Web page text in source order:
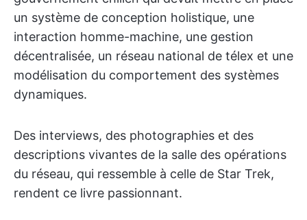
un système de conception holistique, une
interaction homme-machine, une gestion
décentralisée, un réseau national de télex et une
modélisation du comportement des systèmes
dynamiques.
Des interviews, des photographies et des
descriptions vivantes de la salle des opérations
du réseau, qui ressemble à celle de Star Trek,
rendent ce livre passionnant.